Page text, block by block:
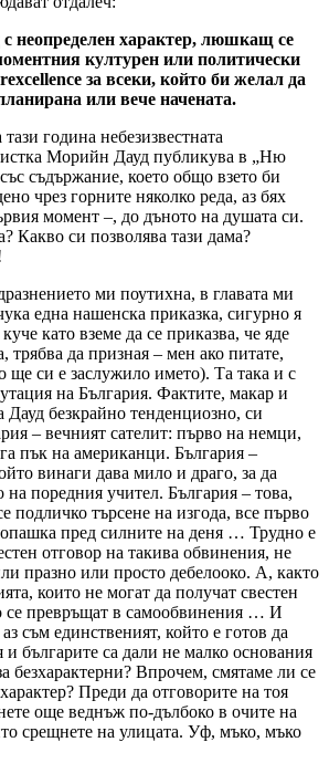
с неопределен характер, люшкащ се
културен или политически
за всеки, който би желал да
или вече начената.
година небезизвестната
Морийн Дауд публикува в „Ню
съдържание, което общо взето би
чрез горните няколко реда, аз бях
момент –, до дъното на душата си.
Какво си позволява тази дама?
ми поутихна, в главата ми
една нашенска приказка, сигурно я
като вземе да се приказва, че яде
да призная – мен ако питате,
ще си е заслужило името). Та така и с
на България. Фактите, макар и
безкрайно тенденциозно, си
– вечният сателит: първо на немци,
пък на американци. България –
винаги дава мило и драго, за да
на поредния учител. България – това,
подличко търсене на изгода, все първо
пред силните на деня … Трудно е
отговор на такива обвинения, не
празно или просто дебелооко. А, както
които не могат да получат свестен
се превръщат в самообвинения … И
съм единственият, който е готов да
и българите са дали не малко основания
безхарактерни? Впрочем, смятаме ли се
Преди да отговорите на тоя
още веднъж по-дълбоко в очите на
срещнете на улицата. Уф, мъко, мъко